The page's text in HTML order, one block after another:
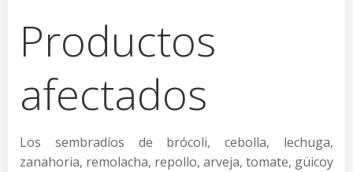
Productos
afectados
Los sembradíos de brócoli, cebolla, lechuga,
zanahoria, remolacha, repollo, arveja, tomate, güicoy